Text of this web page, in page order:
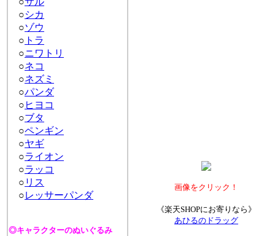
画像をクリック！
《楽天SHOPにお寄りなら》
あひるのドラッグ
○シカ
○ゾウ
○ トラ
○ニワトリ
○ネコ
○ネズミ
○パンダ
○ ヒヨコ
○ブタ
○ペンギン
○ヤギ
○ライオン
○ラッコ
○ リス
○レッサーパンダ
◎キャラクターのぬいぐるみ